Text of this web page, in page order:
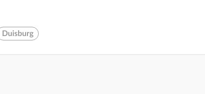
Duisburg